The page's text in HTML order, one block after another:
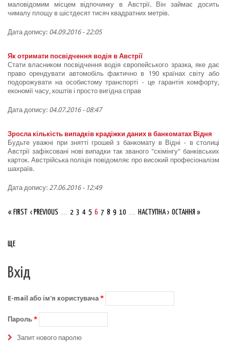
маловідомим місцем відпочинку в Австрії. Він займає досить
чималу площу в шістдесят тисяч квадратних метрів.
Дата допису: 04.09.2016 - 22:05
Як отримати посвідчення водія в Австрії
Стати власником посвідчення водія європейського зразка, яке дає
право орендувати автомобіль фактично в 190 країнах світу або
подорожувати на особистому транспорті - це гарантія комфорту,
економії часу, коштів і просто вигідна справ
Дата допису: 04.07.2016 - 08:47
Зросла кількість випадків крадіжки даних в банкоматах Відня
Будьте уважні при знятті грошей з банкомату в Відні - в столиці
Австрії зафіксовані нові випадки так званого "скімінгу" банківських
карток. Австрійська поліція повідомляє про високий професіоналізм
шахраїв.
Дата допису: 27.06.2016 - 12:49
Сторінки
« FIRST ‹ PREVIOUS … 2 3 4 5 6 7 8 9 10 … НАСТУПНА › ОСТАННЯ »
ЩЕ
Вхід
E-mail або ім'я користувача*
Пароль *
Запит нового паролю